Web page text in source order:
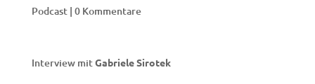
Podcast| 0 Kommentare
Interview mitGabriele Sirotek